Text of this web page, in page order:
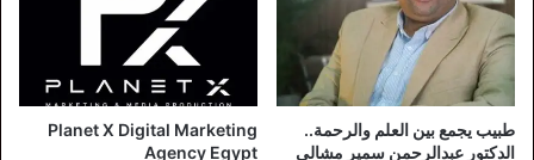
طبيب يجمع بين العلم والرحمة..
الدكتور عبدالرحمن سمير مشالي
Planet X Digital Marketing
Agency Egypt